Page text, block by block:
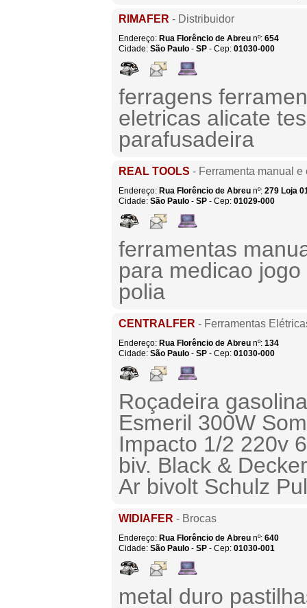
RIMAFER - Distribuidor
Endereço: Rua Florêncio de Abreu nº: 654
Cidade: São Paulo - SP - Cep: 01030-000
ferragens
eletricas alicate
parafusadeira
REAL TOOLS - Ferramenta manual e
Endereço: Rua Florêncio de Abreu nº: 279 Loja
Cidade: São Paulo - SP - Cep: 01029-000
ferramentas
para medicao
polia
CENTRALFER - Ferramentas
Endereço: Rua Florêncio de Abreu nº: 134
Cidade: São Paulo - SP - Cep: 01030-000
Roçadeira
Esmeril 300W
Impacto 1/2 220v
biv. Black &
Ar bivolt Schulz
WIDIAFER - Brocas
Endereço: Rua Florêncio de Abreu nº: 640
Cidade: São Paulo - SP - Cep: 01030-001
metal duro